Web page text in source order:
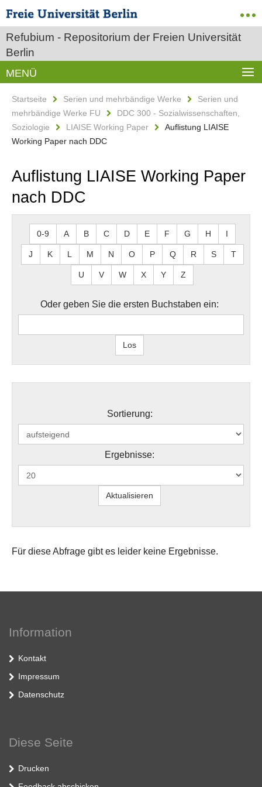
Refubium - Repositorium der Freien Universität
Berlin
MENÜ
Startseite Serien und mehrbändige Werke
Serien und
mehrbändige Werke FU
DDC 300 - Sozialwissenschaften,
Soziologie
LIAISE Working Paper
Auflistung LIAISE
Working Paper nach DDC
Auflistung LIAISE Working Paper
nach DDC
0-9 A B C D E F G H I
J K L M N O P Q R S T
U V W X Y Z
Oder geben Sie die ersten Buchstaben ein:
Sortierung:
Ergebnisse:
Für diese Abfrage gibt es leider keine Ergebnisse.
Information
Kontakt
Impressum
Datenschutz
Diese Seite
Drucken